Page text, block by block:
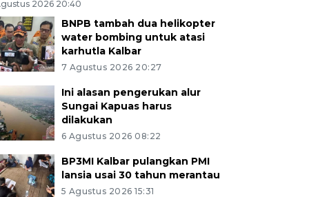
2026 20:40
BNPB tambah dua helikopter
water bombing untuk atasi
karhutla Kalbar
7 Agustus 2026 20:27
Ini alasan pengerukan alur
Sungai Kapuas harus
dilakukan
6 Agustus 2026 08:22
BP3MI Kalbar pulangkan PMI
lansia usai 30 tahun merantau
5 Agustus 2026 15:31